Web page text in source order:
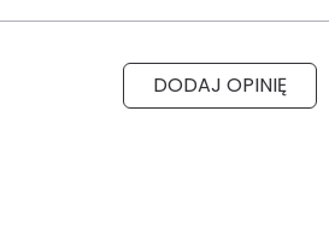
DODAJ OPINIĘ